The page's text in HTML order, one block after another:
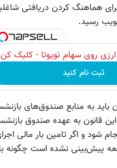
هماهنگ کردن دریافتی
رسید.
روی سهام تویوتا - کلیک کن
ثبت نام کنید
ریالی اجرای این قانون باید به منابع صندوق‌های
این قانون به عهده صندوق
شود و اگر تامین بار مالی
پیش‌بینی نشده است چگونه
زانو درد درمان داره… چرا
ظلم
◀